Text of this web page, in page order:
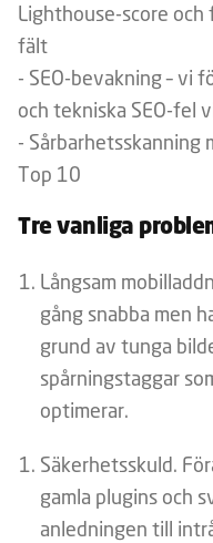
Lighthouse-score
fält
- SEO-bevakning – vi
och tekniska SEO-fel
- Sårbarhetsskanning
Top 10
Tre vanliga
Långsam
gång snabba men
grund av tunga
spårningstaggar
optimerar.
Säkerhetsskuld.
gamla plugins och
anledningen till